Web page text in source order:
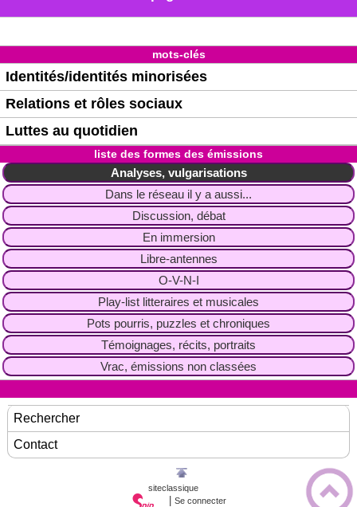
mots-clés
Identités/identités minorisées
Relations et rôles sociaux
Luttes au quotidien
liste des formes des émissions
Analyses, vulgarisations
Dans le réseau il y a aussi...
Discussion, débat
En immersion
Libre-antennes
O-V-N-I
Play-list litteraires et musicales
Pots pourris, puzzles et chroniques
Témoignages, récits, portraits
Vrac, émissions non classées
Rechercher
Contact
siteclassique
| Se connecter